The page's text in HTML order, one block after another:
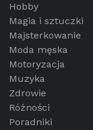
Hobby
Magia i sztuczki
Majsterkowanie
Moda męska
Motoryzacja
Muzyka
Zdrowie
Różności
Poradniki